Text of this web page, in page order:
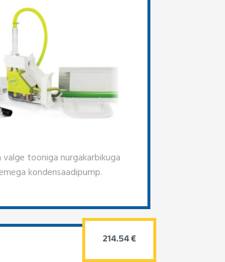
valge tooniga nurgakarbikuga
kondensaadipump.
214.54 €